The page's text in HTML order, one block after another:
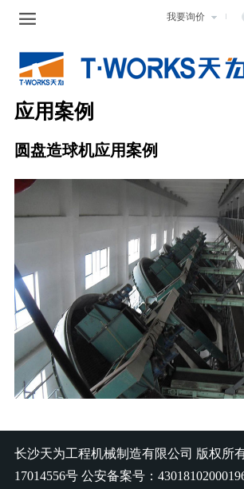
我要询价

公司简介
发展历程
组织结构
公司荣誉
企业新闻
行业动态
液压静力压桩机
液压打桩锤
长螺旋钻机
SMW工法钻机
服务宗旨
服务网络
咨询与售后
企业招聘
网上应聘
应用案例
圆盘造球机应用案例
长沙天为工程机械制造有限公司 版权所
17014556号 公安备案号：